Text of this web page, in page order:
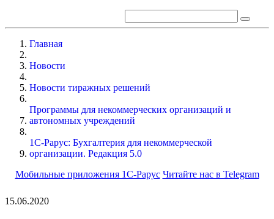
Главная
Новости
Новости тиражных решений
Программы для некоммерческих организаций и
автономных учреждений
1С-Рарус: Бухгалтерия для некоммерческой
организации. Редакция 5.0
Мобильные приложения 1С-Рарус Читайте нас в Telegram
15.06.2020